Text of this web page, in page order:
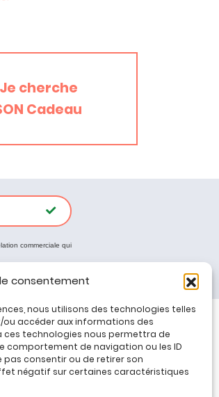
consentement
nous utilisons des technologies telles
accéder aux informations des
ces technologies nous permettra de
comportement de navigation ou les ID
pas consentir ou de retirer son
négatif sur certaines caractéristiques
Je cherche
Cadeau
commerciale qui
produits
de loisirs créatifs